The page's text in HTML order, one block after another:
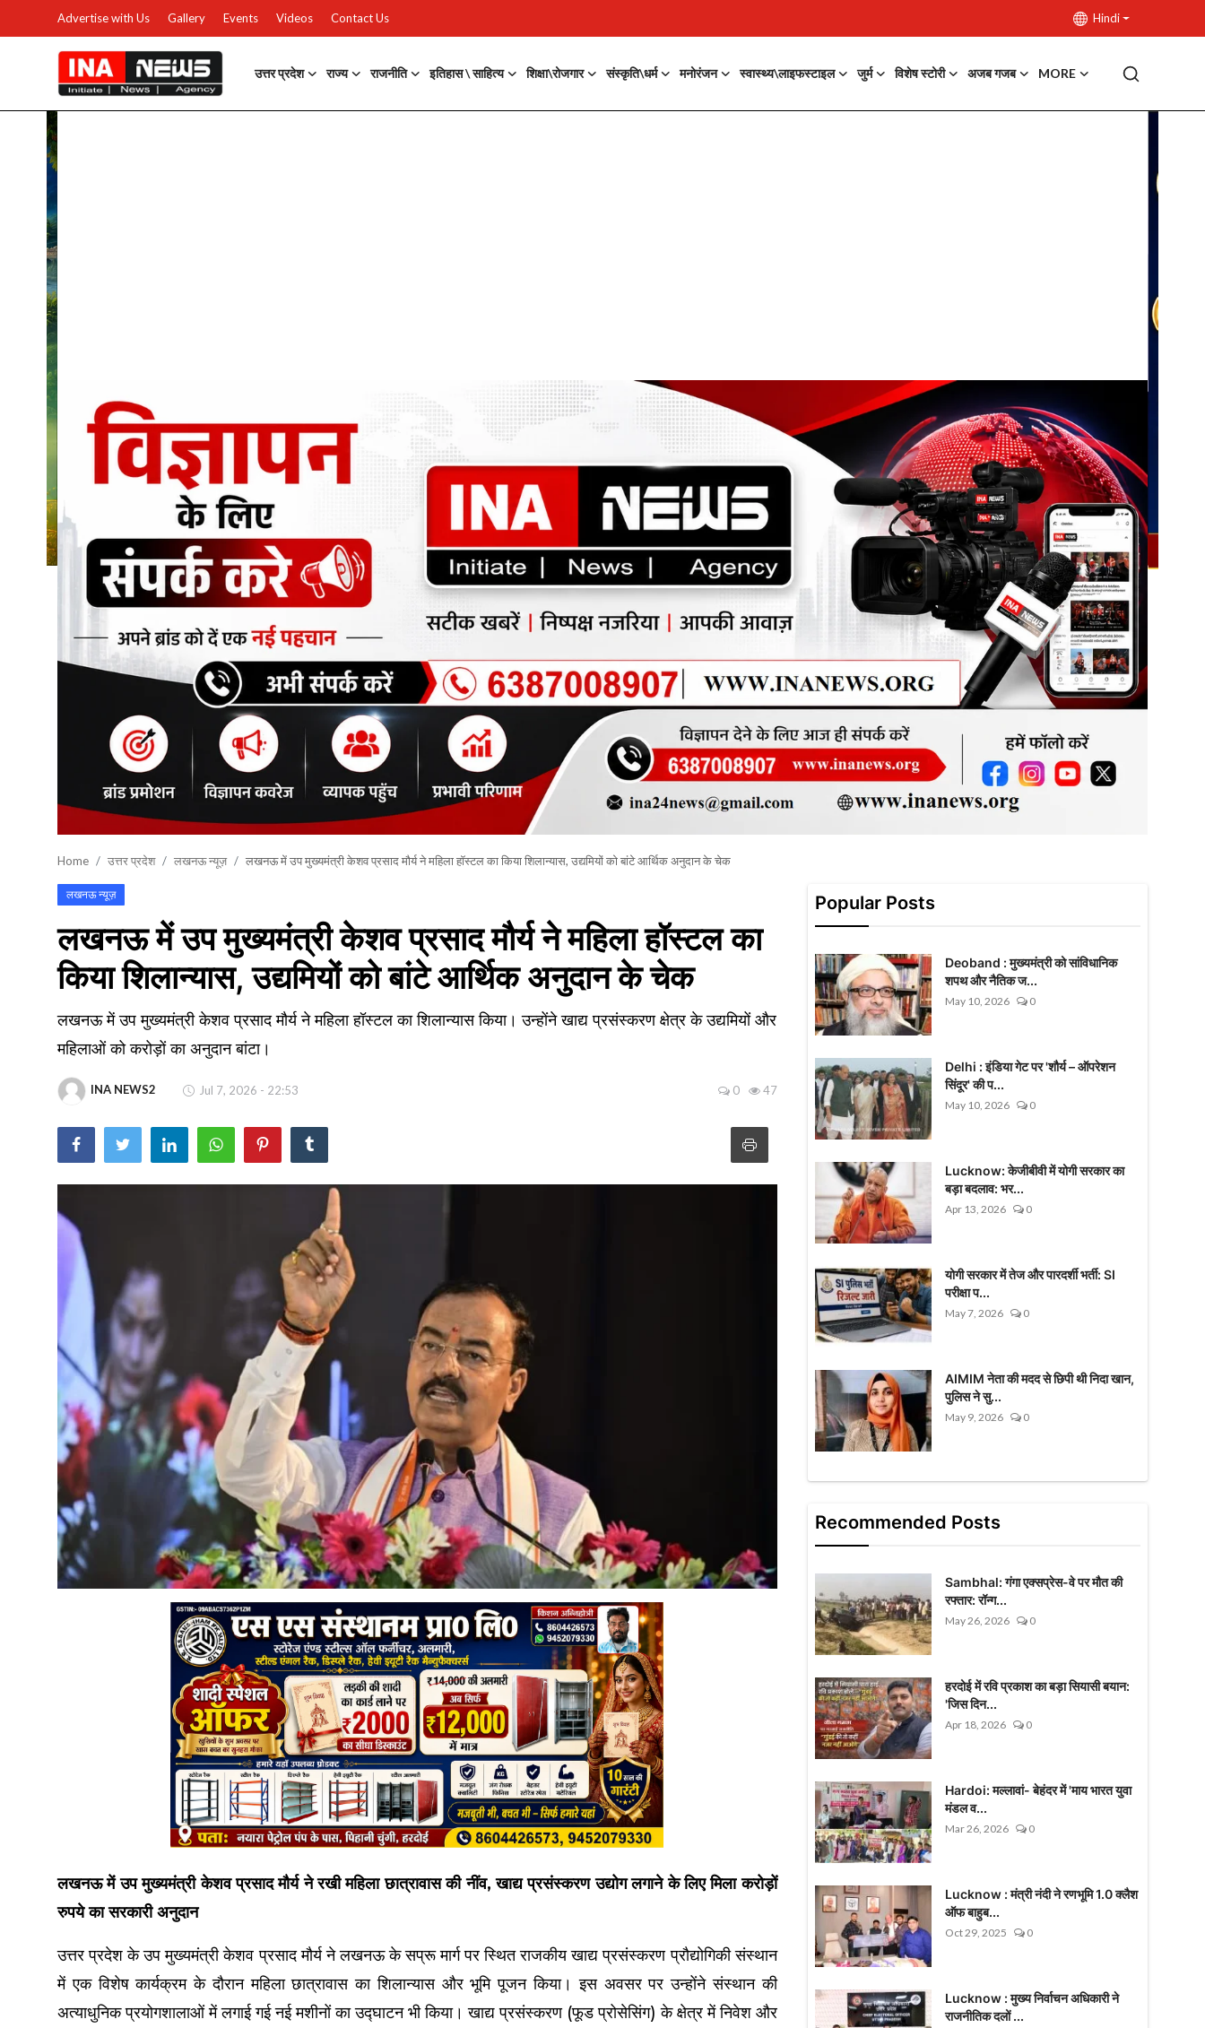
Advertise with Us Gallery Events Videos Contact Us Hindi
उत्तर प्रदेश राज्य राजनीति इतिहास \ साहित्य शिक्षा\रोजगार संस्कृति\धर्म मनोरंजन स्वास्थ्य\लाइफस्टाइल जुर्म विशेष स्टोरी अजब गजब MORE
उत्तर प्रदेश
Advertise with Us
Events
Gallery
राजनीति
Contacts
इतिहास \ साहित्य
शिक्षा\रोजगार
मनोरंजन
स्वास्थ्य\लाइफस्टाइल
अजब गजब
टेक्नोलॉजी / बिजनेस
वायरल न्यूज़
Home उत्तर प्रदेश लखनऊ न्यूज़ लखनऊ में उप मुख्यमंत्री केशव प्रसाद मौर्य ने महिला हॉस्टल का किया शिलान्यास, उद्यमियों को बांटे आर्थिक अनुदान के चेक
लखनऊ न्यूज़
लखनऊ में उप मुख्यमंत्री केशव प्रसाद मौर्य ने महिला हॉस्टल का
किया शिलान्यास, उद्यमियों को बांटे आर्थिक अनुदान के चेक
लखनऊ में उप मुख्यमंत्री केशव प्रसाद मौर्य ने महिला हॉस्टल का शिलान्यास किया। उन्होंने खाद्य प्रसंस्करण क्षेत्र के उद्यमियों और
महिलाओं को करोड़ों का अनुदान बांटा।
INA NEWS2 Jul 7, 2026 - 22:53 0 47
लखनऊ में उप मुख्यमंत्री केशव प्रसाद मौर्य ने रखी महिला छात्रावास की नींव, खाद्य प्रसंस्करण उद्योग लगाने के लिए मिला करोड़ों
रुपये का सरकारी अनुदान
उत्तर प्रदेश के उप मुख्यमंत्री केशव प्रसाद मौर्य ने लखनऊ के सप्रू मार्ग पर स्थित राजकीय खाद्य प्रसंस्करण प्रौद्योगिकी संस्थान
में एक विशेष कार्यक्रम के दौरान महिला छात्रावास का शिलान्यास और भूमि पूजन किया। इस अवसर पर उन्होंने संस्थान की
अत्याधुनिक प्रयोगशालाओं में लगाई गई नई मशीनों का उद्घाटन भी किया। खाद्य प्रसंस्करण (फूड प्रोसेसिंग) के क्षेत्र में निवेश और
Popular Posts
Deoband : मुख्यमंत्री को सांविधानिक
शपथ और नैतिक ज...
May 10, 2026 0
Delhi : इंडिया गेट पर 'शौर्य – ऑपरेशन
सिंदूर' की प...
May 10, 2026 0
Lucknow: केजीबीवी में योगी सरकार का
बड़ा बदलाव: भर...
Apr 13, 2026 0
योगी सरकार में तेज और पारदर्शी भर्ती: SI
परीक्षा प...
May 7, 2026 0
AIMIM नेता की मदद से छिपी थी निदा खान,
पुलिस ने सु...
May 9, 2026 0
Recommended Posts
Sambhal: गंगा एक्सप्रेस-वे पर मौत की
रफ्तार: रॉन्ग...
May 26, 2026 0
हरदोई में रवि प्रकाश का बड़ा सियासी बयान:
'जिस दिन...
Apr 18, 2026 0
Hardoi: मल्लावां- बेहंदर में 'माय भारत युवा
मंडल व...
Mar 26, 2026 0
Lucknow : मंत्री नंदी ने रणभूमि 1.0 क्लैश
ऑफ बाहुब...
Oct 29, 2025 0
Lucknow : मुख्य निर्वाचन अधिकारी ने
राजनीतिक दलों ...